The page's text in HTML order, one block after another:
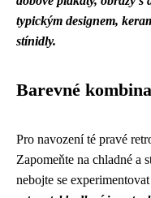
typickým designem,
stínidly.
Barevné
Pro navození té pravé
Zapomeňte na chladné a
nebojte se